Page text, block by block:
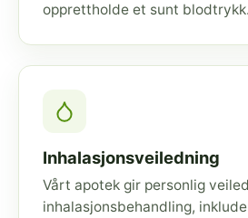
opprettholde et sunt blodtrykk.
Inhalasjonsveiledning
Vårt apotek gir personlig
inhalasjonsbehandling,